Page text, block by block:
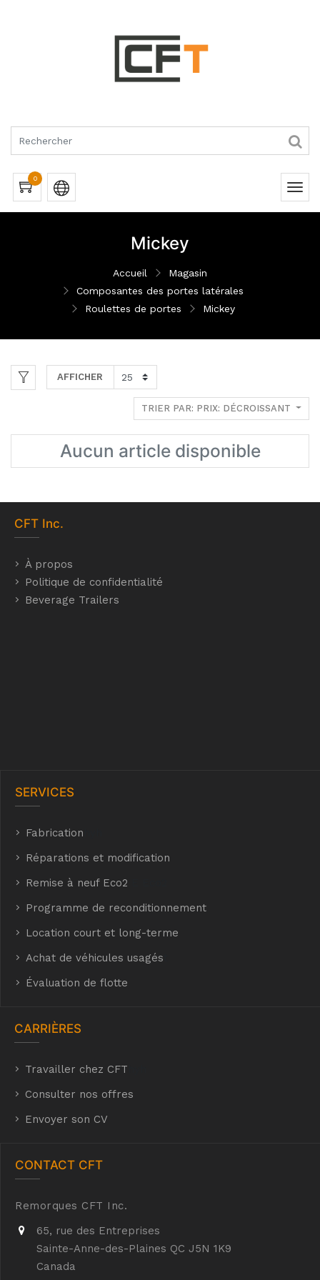
0
Mickey
Accueil
Magasin
Composantes des portes latérales
Roulettes de portes
Mickey
AFFICHER
TRIER PAR: PRIX: DÉCROISSANT
Aucun article disponible
CFT Inc.
À propos
Politique de confidentialité
Beverage Trailers
SERVICES
Fabrication
Réparations et modification
Remise à neuf Eco2
Programme de reconditionnement
Location court et long-terme
Achat de véhicules usagés
Évaluation de flotte
CARRIÈRES
Travailler chez CFT
Consulter nos offres
Envoyer son CV
CONTACT CFT
Remorques CFT Inc.
65, rue des Entreprises
Sainte-Anne-des-Plaines QC J5N 1K9
Canada